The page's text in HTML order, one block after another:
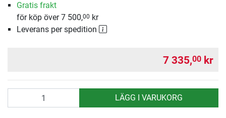
Gratis frakt
för köp över 7 500,00 kr
Leverans per spedition
7 335,00 kr
LÄGG I VARUKORG